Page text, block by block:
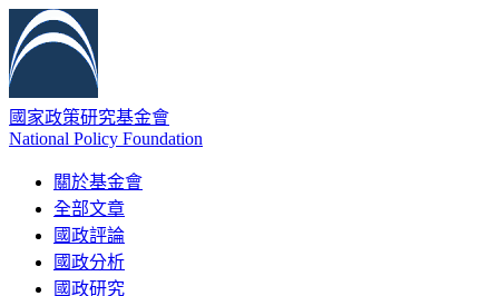
國家政策研究基金會
National Policy Foundation
關於基金會
全部文章
國政評論
國政分析
國政研究